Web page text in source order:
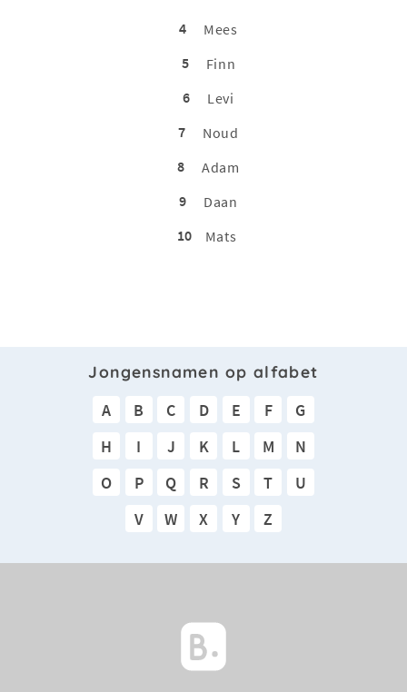
4
Mees
5
Finn
6
Levi
7
Noud
8
Adam
9
Daan
10
Mats
Jongensnamen op alfabet
A B C D E F
G
H
I J K L M
N
O
P Q R S T
U
V
W X Y Z